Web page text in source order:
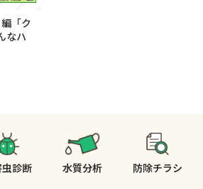
「ク
なハ
診断 水質分析 防除チラシ